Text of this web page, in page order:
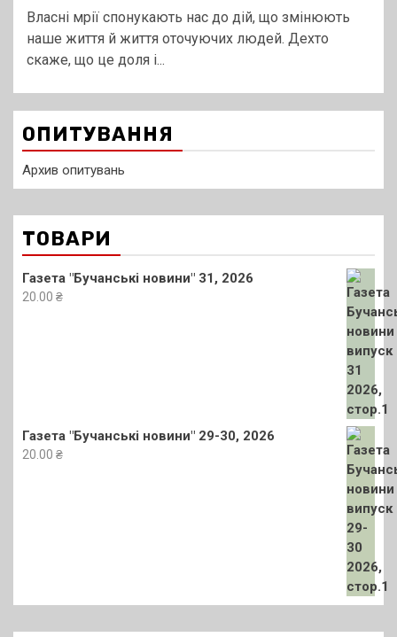
Власні мрії спонукають нас до дій, що змінюють
наше життя й життя оточуючих людей. Дехто
скаже, що це доля і...
ОПИТУВАННЯ
Архив опитувань
ТОВАРИ
Газета "Бучанські новини" 31, 2026
20.00 ₴
Газета "Бучанські новини" 29-30, 2026
20.00 ₴